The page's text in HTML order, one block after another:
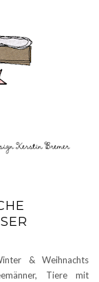
& Weihnachts
Tiere mit